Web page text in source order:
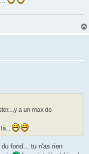
a un max de
fond... tu n'as rien